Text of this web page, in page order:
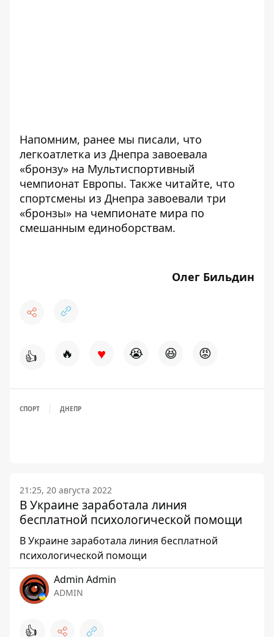
Напомним, ранее мы писали, что
легкоатлетка из Днепра завоевала
«бронзу» на Мультиспортивный
чемпионат Европы. Также читайте, что
спортсмены из Днепра завоевали три
«бронзы» на чемпионате мира по
смешанным единоборствам.
Олег Бильдин
👍 🔥 ♥ 😭 😆 😡
СПОРТ ДНЕПР
21:25, 20 августа 2022
В Украине заработала линия
бесплатной психологической помощи
В Украине заработала линия бесплатной
психологической помощи
Admin Admin
ADMIN
👍